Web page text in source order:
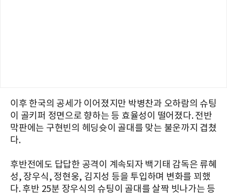
이후 한국의 공세가 이어졌지만 박병찬과 오하람의 슈팅
이 골키퍼 정면으로 향하는 등 효율성이 떨어졌다. 전반
막판에는 구현빈의 헤딩슛이 골대를 맞는 불운까지 겹쳤
다.
후반전에도 답답한 공격이 계속되자 백기태 감독은 류혜
성, 장우식, 정현웅, 김지성 등을 투입하며 변화를 꾀했
다. 후반 25분 장우식의 슈팅이 골대를 살짝 빗나가는 등